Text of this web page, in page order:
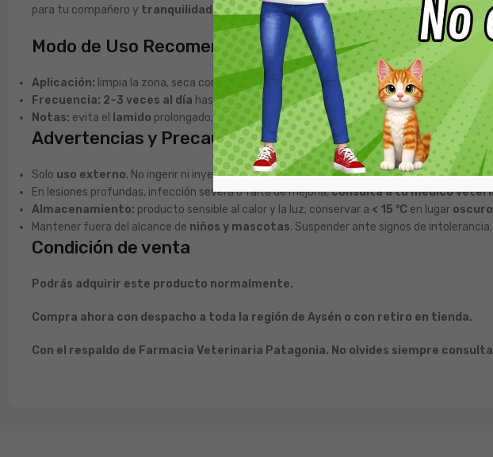
para tu compañero y tranquilidad para ti al ver la piel avanzar día a día.
Modo de Uso Recomendado
Aplicación: limpia la zona, seca con suavidad y aplica una capa fina; masajea
Frecuencia: 2–3 veces al día hasta observar mejoría. Puedes cubrir con vendaje si es
Notas: evita el lamido prolongado; usar collar isabelino si corresponde. No mezclar de
Advertencias y Precauciones
Solo uso externo. No ingerir ni inyectar. Evita contacto conojosyconducto auditivo
En lesiones profundas, infección severa o falta de mejoría,consulta a tu médico
Almacenamiento: producto sensible al calor y la luz; conservar a < 15 °C en lugar oscuro
Mantener fuera del alcance de niños y mascotas. Suspender ante signos de intolerancia.
Condición de venta
Podrás adquirir este producto normalmente.
Compra ahora con despacho a toda la región de Aysén o con retiro en tienda.
Con el respaldo de Farmacia Veterinaria Patagonia. No olvides siempre